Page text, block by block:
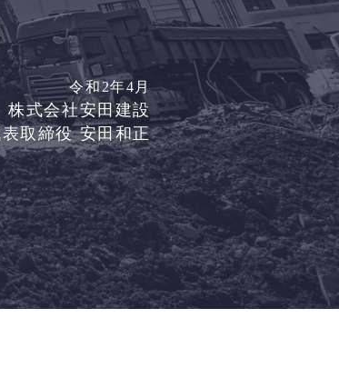
令和2年4月
株式会社安田建設
取締役 安田和正